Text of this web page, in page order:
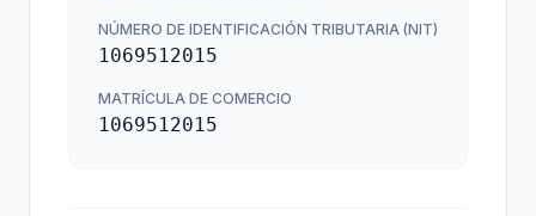
NÚMERO DE IDENTIFICACIÓN TRIBUTARIA (NIT)
1069512015
MATRÍCULA DE COMERCIO
1069512015